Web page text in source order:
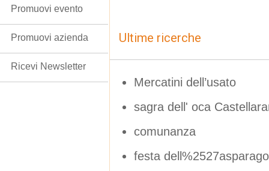
Ultime ricerche
Mercatini dell’usato
sagra dell' oca
comunanza
festa dell%2527asparago
Promuovi evento
Promuovi azienda
Ricevi Newsletter